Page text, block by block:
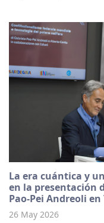
La era cuántica y
en la presentación
Pao-Pei Andreoli
26 May 2026